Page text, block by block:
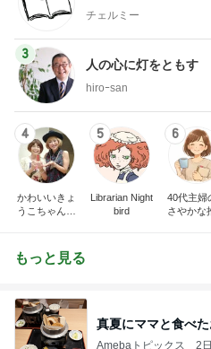
チェルミー
3
人の心に灯をともす
hiroｰsan
4
かわいいきょ
うこちゃんブ
5
Librarian Night
bird
6
40代主婦
さやかな
もっと見る
真夏にママと食べ
Amebaトピックス 2